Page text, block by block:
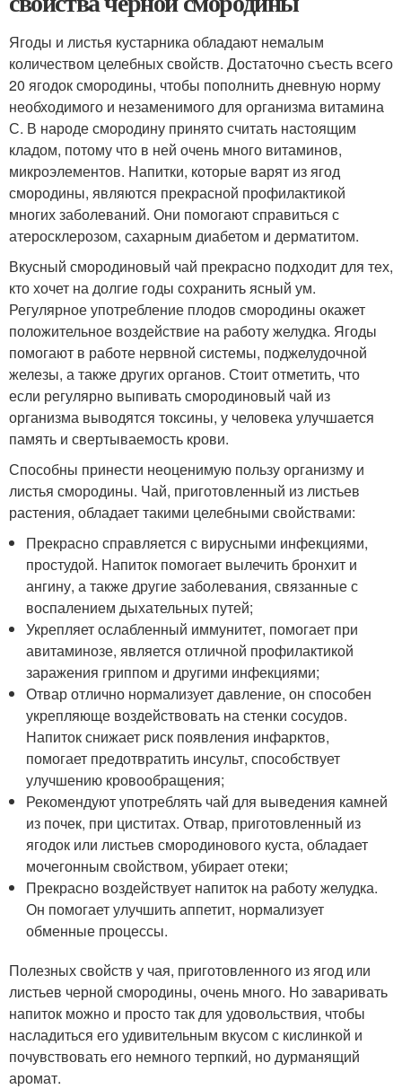
Ягоды и листья кустарника обладают немалым
количеством целебных свойств. Достаточно съесть всего
20 ягодок смородины, чтобы пополнить дневную норму
необходимого и незаменимого для организма витамина
С. В народе смородину принято считать настоящим
кладом, потому что в ней очень много витаминов,
микроэлементов. Напитки, которые варят из ягод
смородины, являются прекрасной профилактикой
многих заболеваний. Они помогают справиться с
атеросклерозом, сахарным диабетом и дерматитом.
Вкусный смородиновый чай прекрасно подходит для тех,
кто хочет на долгие годы сохранить ясный ум.
Регулярное употребление плодов смородины окажет
положительное воздействие на работу желудка. Ягоды
помогают в работе нервной системы, поджелудочной
железы, а также других органов. Стоит отметить, что
если регулярно выпивать смородиновый чай из
организма выводятся токсины, у человека улучшается
память и свертываемость крови.
Способны принести неоценимую пользу организму и
листья смородины. Чай, приготовленный из листьев
растения, обладает такими целебными свойствами:
Прекрасно справляется с вирусными инфекциями,
простудой. Напиток помогает вылечить бронхит и
ангину, а также другие заболевания, связанные с
воспалением дыхательных путей;
Укрепляет ослабленный иммунитет, помогает при
авитаминозе, является отличной профилактикой
заражения гриппом и другими инфекциями;
Отвар отлично нормализует давление, он способен
укрепляюще воздействовать на стенки сосудов.
Напиток снижает риск появления инфарктов,
помогает предотвратить инсульт, способствует
улучшению кровообращения;
Рекомендуют употреблять чай для выведения камней
из почек, при циститах. Отвар, приготовленный из
ягодок или листьев смородинового куста, обладает
мочегонным свойством, убирает отеки;
Прекрасно воздействует напиток на работу желудка.
Он помогает улучшить аппетит, нормализует
обменные процессы.
Полезных свойств у чая, приготовленного из ягод или
листьев черной смородины, очень много. Но заваривать
напиток можно и просто так для удовольствия, чтобы
насладиться его удивительным вкусом с кислинкой и
почувствовать его немного терпкий, но дурманящий
аромат.